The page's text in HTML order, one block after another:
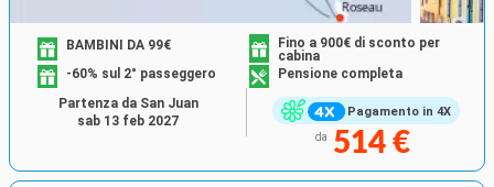
Pagamento in 4X
BAMBINI DA 99€
Fino a 900€ di sconto per
cabina
-60% sul 2° passeggero
Pensione completa
da 514 €
Partenza da San Juan
sab 13 feb 2027